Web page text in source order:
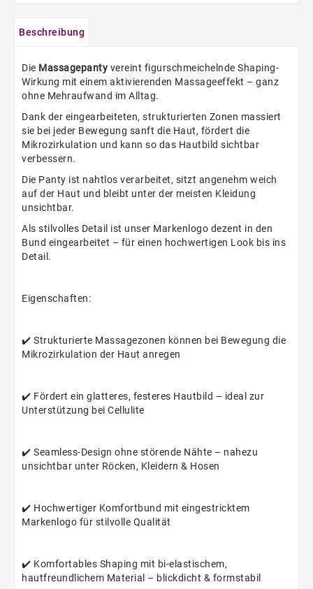
Beschreibung
Die Massagepanty vereint figurschmeichelnde Shaping-
Wirkung mit einem aktivierenden Massageeffekt – ganz
ohne Mehraufwand im Alltag.
Dank der eingearbeiteten, strukturierten Zonen massiert
sie bei jeder Bewegung sanft die Haut, fördert die
Mikrozirkulation und kann so das Hautbild sichtbar
verbessern.
Die Panty ist nahtlos verarbeitet, sitzt angenehm weich
auf der Haut und bleibt unter der meisten Kleidung
unsichtbar.
Als stilvolles Detail ist unser Markenlogo dezent in den
Bund eingearbeitet – für einen hochwertigen Look bis ins
Detail.
Eigenschaften:
✔️ Strukturierte Massagezonen können bei Bewegung die
Mikrozirkulation der Haut anregen
✔️ Fördert ein glatteres, festeres Hautbild – ideal zur
Unterstützung bei Cellulite
✔️ Seamless-Design ohne störende Nähte – nahezu
unsichtbar unter Röcken, Kleidern & Hosen
✔️ Hochwertiger Komfortbund mit eingestricktem
Markenlogo für stilvolle Qualität
✔️ Komfortables Shaping mit bi-elastischem,
hautfreundlichem Material – blickdicht & formstabil